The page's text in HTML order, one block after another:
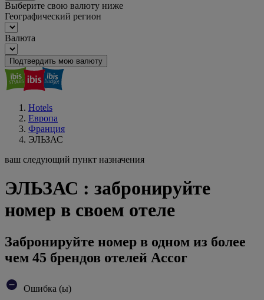
Выберите свою валюту ниже
Географический регион
Валюта
Подтвердить мою валюту
Hotels
Европа
Франция
ЭЛЬЗАС
ваш следующий пункт назначения
ЭЛЬЗАС : забронируйте
номер в своем отеле
Забронируйте номер в одном из более
чем 45 брендов отелей Accor
Ошибка (ы)